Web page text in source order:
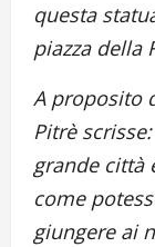
questa
piazza della
A proposito
Pitrè
grande città
come
giungere ai